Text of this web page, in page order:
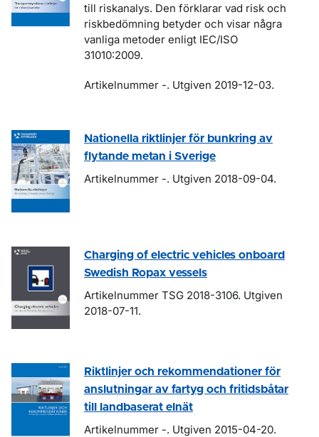
till riskanalys. Den förklarar vad risk och
riskbedömning betyder och visar några
vanliga metoder enligt IEC/ISO
31010:2009.
Artikelnummer -. Utgiven 2019-12-03.
Nationella riktlinjer för bunkring av
flytande metan i Sverige
Artikelnummer -. Utgiven 2018-09-04.
Charging of electric vehicles onboard
Swedish Ropax vessels
Artikelnummer TSG 2018-3106. Utgiven
2018-07-11.
Riktlinjer och rekommendationer för
anslutningar av fartyg och fritidsbåtar
till landbaserat elnät
Artikelnummer -. Utgiven 2015-04-20.